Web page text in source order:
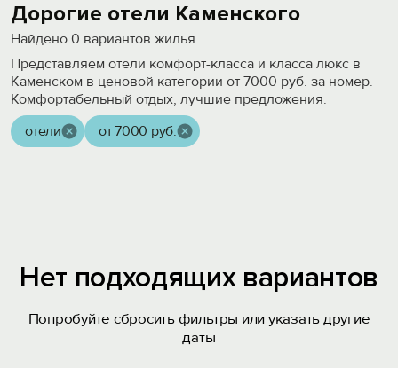
Дорогие отели Каменского
Найдено 0 вариантов жилья
Представляем отели комфорт-класса и класса люкс в
Каменском в ценовой категории от 7000 руб. за номер.
Комфортабельный отдых, лучшие предложения.
отели
от 7000 руб.
Нет подходящих вариантов
Попробуйте сбросить фильтры или указать другие
даты